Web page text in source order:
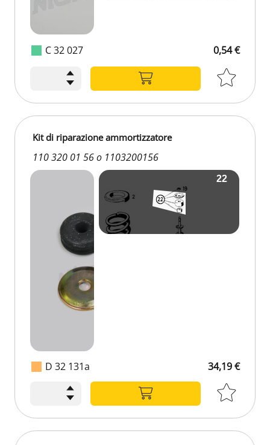
C 32 027 0,54 €
D 32 131a
Kit di riparazione ammortizzatore
110 320 01 56 o 1103200156
34,19 €